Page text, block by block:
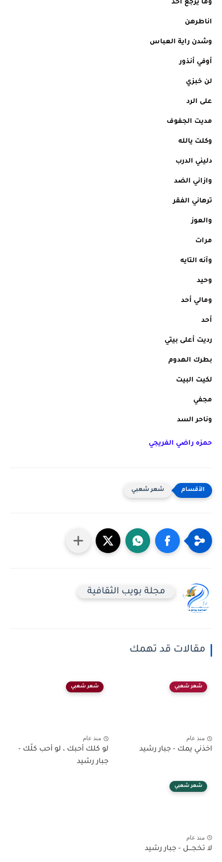
وما يرجع أحد
اناطرهن
وشدن راية العباس
أوفي أنذور
لن خبزي
على الرد
مديت الجفوف
وكلت يالله
دليني الدرب
وازاني الضد
ترهاني الفقر
والعوز
مرات
وآنه التايه
وحيد
ومالي أحد
أحد
رديت أعلى بيتي
بطرك الهدوم
لكيت البيت
مجفي
وناحر السد
حمزه راضي الفريجي
شعر شعبي
مجلة بويب الثقافية
مقالات قد تهمك
شعر شعبي
منذ عام
اخذني يمك - جبار رشيد
شعر شعبي
منذ عام
لو كلك أحبك ، لو أحب كلّك -
جبار رشيد
شعر شعبي
منذ عام
لا تخجـــل - جبار رشيد